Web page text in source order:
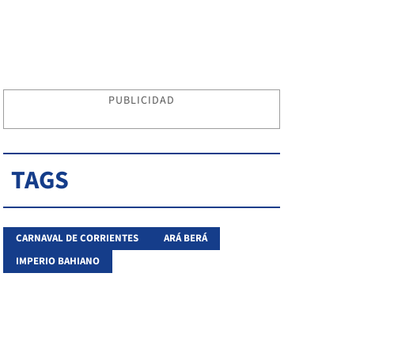
PUBLICIDAD
TAGS
CARNAVAL DE CORRIENTES
ARÁ BERÁ
IMPERIO BAHIANO